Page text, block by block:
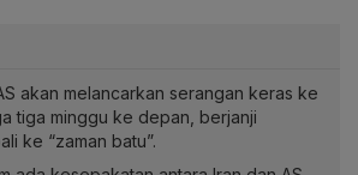
akan melancarkan serangan keras ke
tiga minggu ke depan, berjanji
ke “zaman batu”.